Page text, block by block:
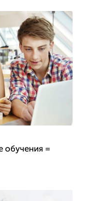
обучения =